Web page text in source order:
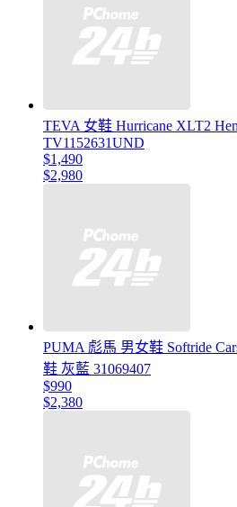
TEVA 女鞋 Hurricane XLT2
TV1152631UND
$1,490
$2,980
PUMA 彪馬 男女鞋 Softride
鞋 灰藍 31069407
$990
$2,380